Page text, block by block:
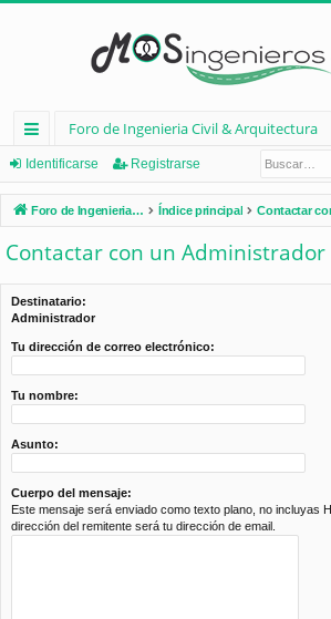
nl
ac
es
rá
pi
Foro de Ingenieria Civil & Arquitectura
Identificarse Registrarse
Foro de Ingenieria Civil & Arquitectura Índice principal
Contactar con un Administrador
Destinatario:
Administrador
Tu dirección de correo electrónico:
Tu nombre:
Asunto:
Cuerpo del mensaje:
Este mensaje será enviado como texto plano, no incluyas
dirección del remitente será tu dirección de email.